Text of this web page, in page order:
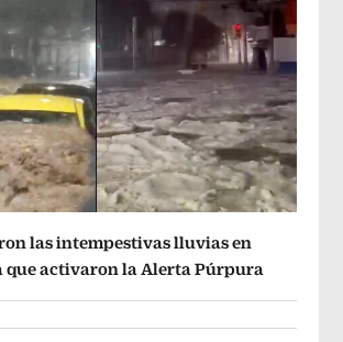
las intempestivas lluvias en
que activaron la Alerta Púrpura